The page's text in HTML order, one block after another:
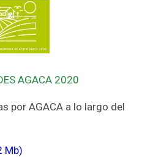
AGACA 2020
por AGACA a lo largo del
Mb)